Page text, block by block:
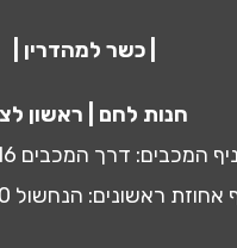
| כשר למהדרין |
חנות לחם | ראשון
המכבים: דרך המכבים 16 ראשל"צ
ראשונים: הנחשול 30, ראשל"צ